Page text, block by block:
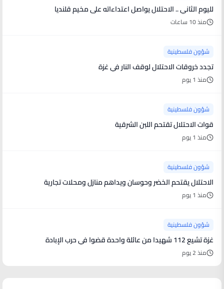
لليوم الثاني .. الاحتلال يواصل اعتداءاته على مخيم قلنديا
منذ 10 ساعات
شؤون فلسطينية
تجدد خروقات الاحتلال لوقف النار في غزة
منذ 1 يوم
شؤون فلسطينية
قوات الاحتلال تقتحم اللبن الشرقية
منذ 1 يوم
شؤون فلسطينية
الاحتلال يقتحم الخضر وحوسان ويداهم منازل ومحلات تجارية
منذ 1 يوم
شؤون فلسطينية
غزة تشيع 112 شهيدا من عائلة واحدة قضوا في حرب الإبادة
منذ 2 يوم